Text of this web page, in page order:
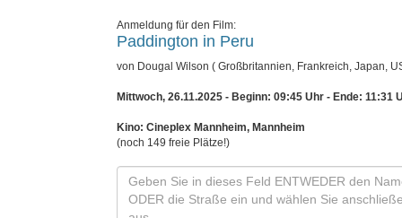
Anmeldung für den Film:
Paddington in Peru
von Dougal Wilson ( Großbritannien, Frankreich, Japan,
Mittwoch, 26.11.2025 - Beginn: 09:45 Uhr - Ende: 11:31
Kino: Cineplex Mannheim, Mannheim
(noch 149 freie Plätze!)